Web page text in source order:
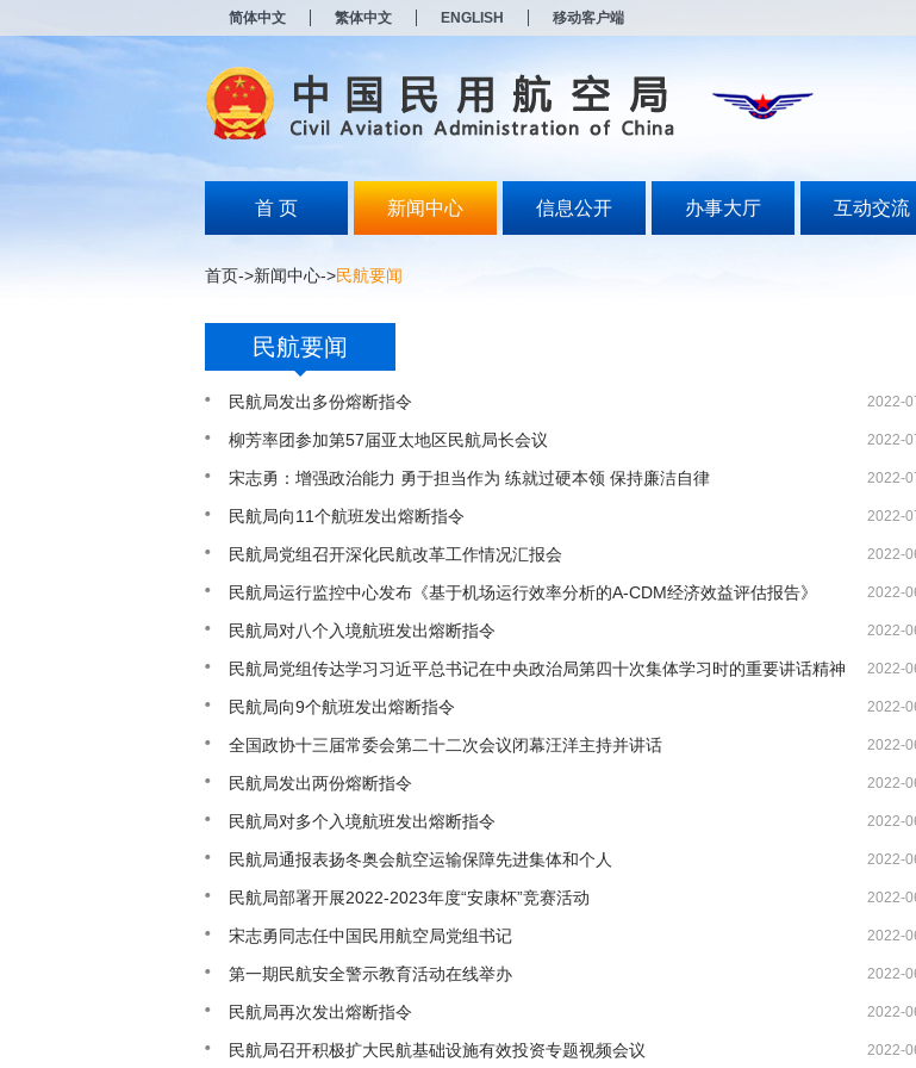
简体中文 繁体中文 ENGLISH 移动客户端
首 页 新闻中心 信息公开 办事大厅 互动交流
首页->新闻中心->民航要闻
民航要闻
民航局发出多份熔断指令 2022-
柳芳率团参加第57届亚太地区民航局长会议 2022-
宋志勇：增强政治能力 勇于担当作为 练就过硬本领 保持廉洁自律 2022-
民航局向11个航班发出熔断指令 2022-
民航局党组召开深化民航改革工作情况汇报会 2022-
民航局运行监控中心发布《基于机场运行效率分析的A-CDM经济效益评估报告》 2022-
民航局对八个入境航班发出熔断指令 2022-
民航局党组传达学习习近平总书记在中央政治局第四十次集体学习时的重要讲话精神 2022-
民航局向9个航班发出熔断指令 2022-
全国政协十三届常委会第二十二次会议闭幕汪洋主持并讲话 2022-
民航局发出两份熔断指令 2022-
民航局对多个入境航班发出熔断指令 2022-
民航局通报表扬冬奥会航空运输保障先进集体和个人 2022-
民航局部署开展2022-2023年度“安康杯”竞赛活动 2022-
宋志勇同志任中国民用航空局党组书记 2022-
第一期民航安全警示教育活动在线举办 2022-
民航局再次发出熔断指令 2022-
民航局召开积极扩大民航基础设施有效投资专题视频会议 2022-
打
无
障